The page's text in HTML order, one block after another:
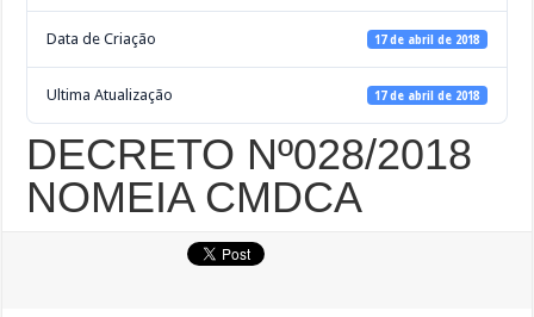
Data de Criação 17 de abril de 2018
Ultima Atualização 17 de abril de 2018
DECRETO Nº028/2018
NOMEIA CMDCA